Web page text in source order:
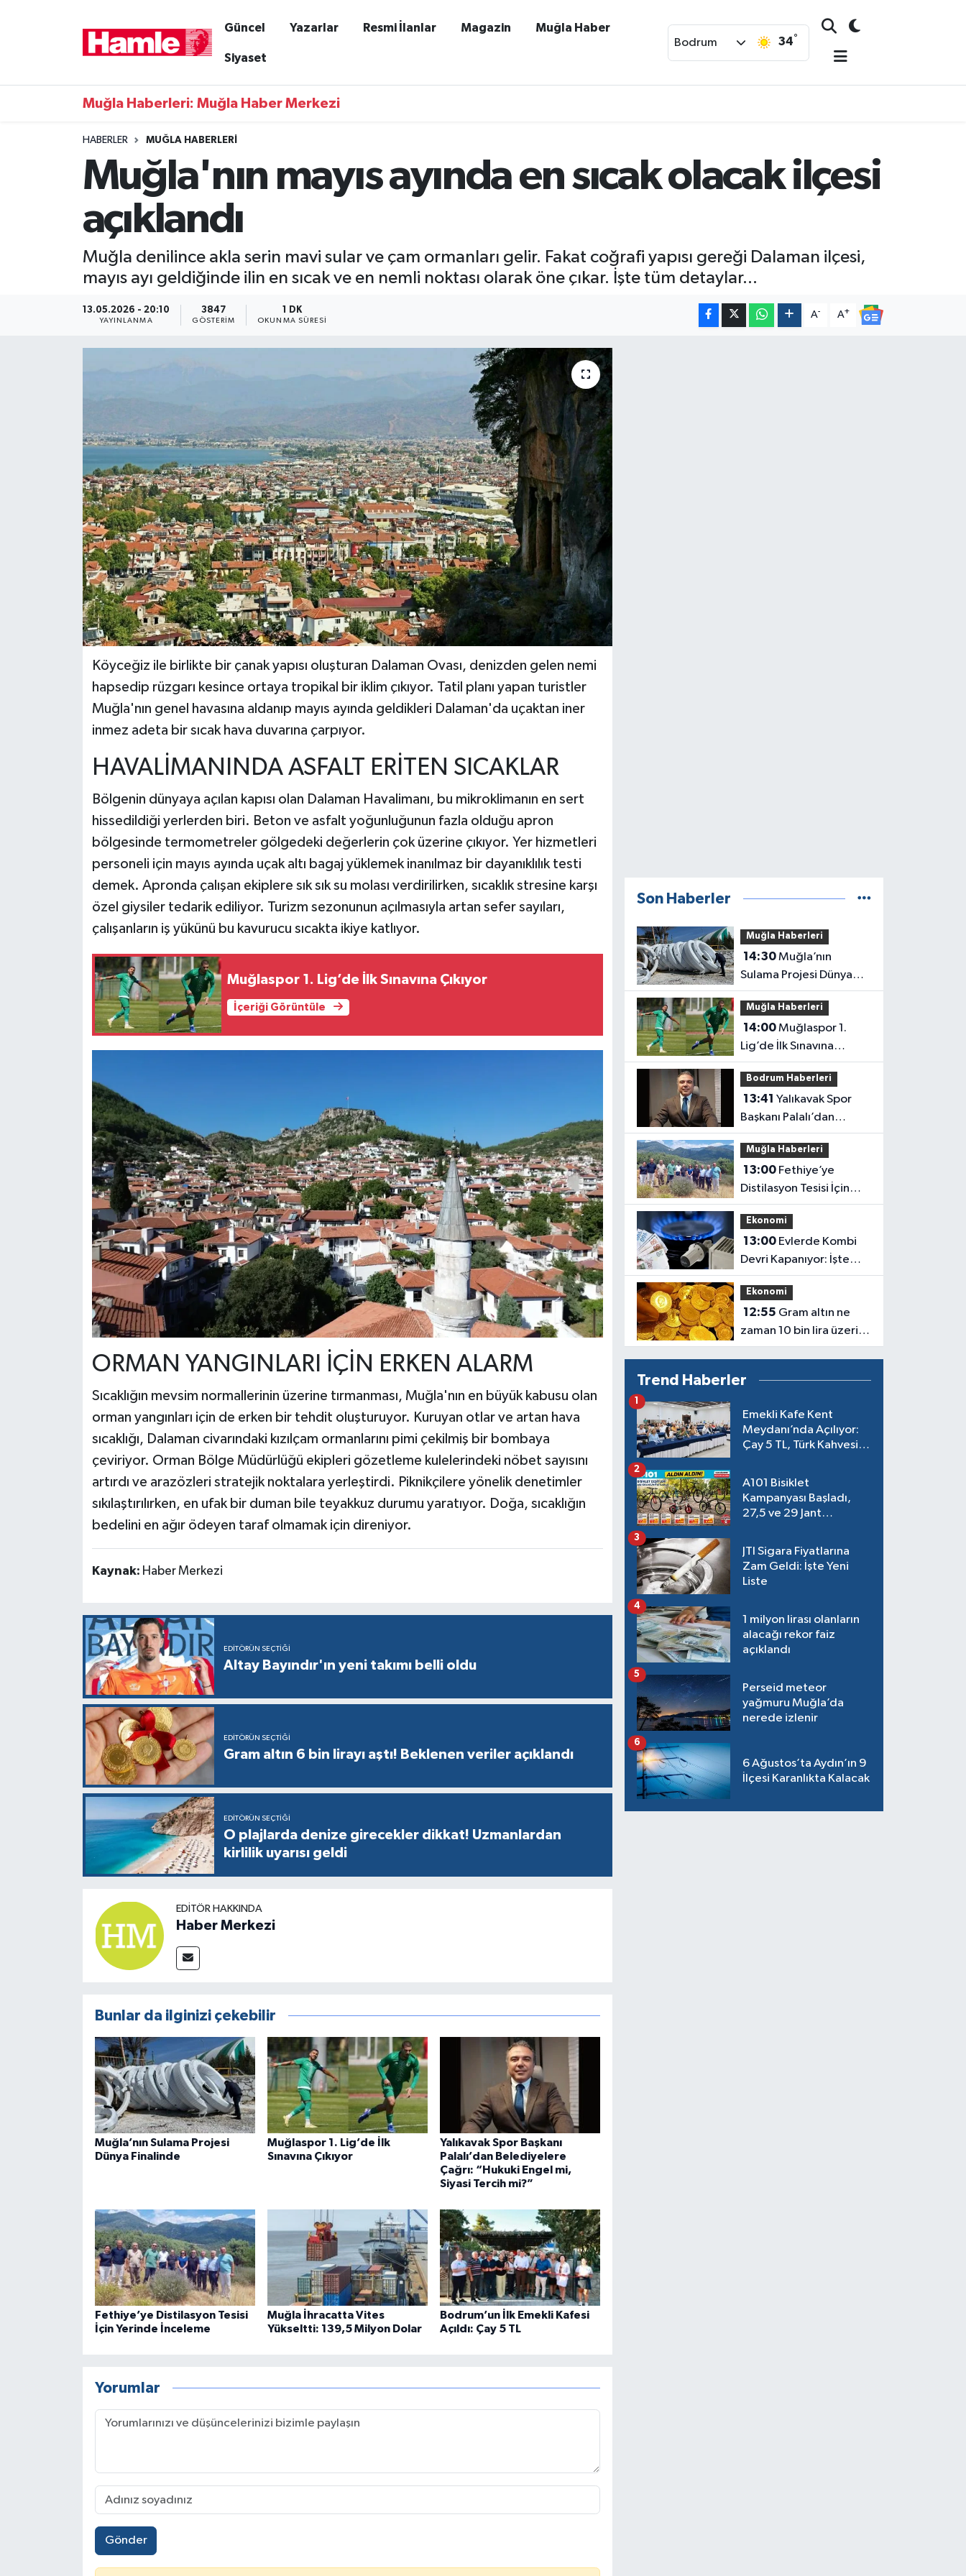
Güncel Yazarlar Resmi İlanlar Magazin Muğla Haber
Siyaset
Bodrum 34°
Muğla Haberleri: Muğla Haber Merkezi
HABERLER MUĞLA HABERLERI
Muğla'nın mayıs ayında en sıcak olacak ilçesi
açıklandı
Muğla denilince akla serin mavi sular ve çam ormanları gelir. Fakat coğrafi yapısı gereği Dalaman ilçesi,
mayıs ayı geldiğinde ilin en sıcak ve en nemli noktası olarak öne çıkar. İşte tüm detaylar...
13.05.2026 - 20:10
YAYINLANMA
3847
GÖSTERIM
1 DK
OKUNMA SÜRESI
A- A+
Köyceğiz ile birlikte bir çanak yapısı oluşturan Dalaman Ovası, denizden gelen nemi
hapsedip rüzgarı kesince ortaya tropikal bir iklim çıkıyor. Tatil planı yapan turistler
Muğla'nın genel havasına aldanıp mayıs ayında geldikleri Dalaman'da uçaktan iner
inmez adeta bir sıcak hava duvarına çarpıyor.
HAVALİMANINDA ASFALT ERİTEN SICAKLAR
Bölgenin dünyaya açılan kapısı olan Dalaman Havalimanı, bu mikroklimanın en sert
hissedildiği yerlerden biri. Beton ve asfalt yoğunluğunun fazla olduğu apron
bölgesinde termometreler gölgedeki değerlerin çok üzerine çıkıyor. Yer hizmetleri
personeli için mayıs ayında uçak altı bagaj yüklemek inanılmaz bir dayanıklılık testi
demek. Apronda çalışan ekiplere sık sık su molası verdirilirken, sıcaklık stresine karşı
özel giysiler tedarik ediliyor. Turizm sezonunun açılmasıyla artan sefer sayıları,
çalışanların iş yükünü bu kavurucu sıcakta ikiye katlıyor.
Muğlaspor 1. Lig’de İlk Sınavına Çıkıyor
İçeriği Görüntüle
ORMAN YANGINLARI İÇİN ERKEN ALARM
Sıcaklığın mevsim normallerinin üzerine tırmanması, Muğla'nın en büyük kabusu olan
orman yangınları için de erken bir tehdit oluşturuyor. Kuruyan otlar ve artan hava
sıcaklığı, Dalaman civarındaki kızılçam ormanlarını pimi çekilmiş bir bombaya
çeviriyor. Orman Bölge Müdürlüğü ekipleri gözetleme kulelerindeki nöbet sayısını
artırdı ve arazözleri stratejik noktalara yerleştirdi. Piknikçilere yönelik denetimler
sıkılaştırılırken, en ufak bir duman bile teyakkuz durumu yaratıyor. Doğa, sıcaklığın
bedelini en ağır ödeyen taraf olmamak için direniyor.
Kaynak: Haber Merkezi
EDITÖRÜN SEÇTIĞI
Altay Bayındır'ın yeni takımı belli oldu
EDITÖRÜN SEÇTIĞI
Gram altın 6 bin lirayı aştı! Beklenen veriler açıklandı
EDITÖRÜN SEÇTIĞI
O plajlarda denize girecekler dikkat! Uzmanlardan
kirlilik uyarısı geldi
EDITÖR HAKKINDA
Haber Merkezi
Bunlar da ilginizi çekebilir
Muğla’nın Sulama Projesi
Dünya Finalinde
Muğlaspor 1. Lig’de İlk
Sınavına Çıkıyor
Yalıkavak Spor Başkanı
Palalı’dan Belediyelere
Çağrı: “Hukuki Engel mi,
Siyasi Tercih mi?”
Fethiye’ye Distilasyon Tesisi
İçin Yerinde İnceleme
Muğla İhracatta Vites
Yükseltti: 139,5 Milyon Dolar
Bodrum’un İlk Emekli Kafesi
Açıldı: Çay 5 TL
Yorumlar
Gönder
Son Haberler
Muğla Haberleri
14:30Muğla’nın
Sulama Projesi Dünya
Finalinde
Muğla Haberleri
14:00Muğlaspor 1.
Lig’de İlk Sınavına
Çıkıyor
Bodrum Haberleri
13:41
Başkanı Palalı’dan
Belediyelere Çağrı:
“Hukuki Engel mi, Siyasi
Tercih mi?”
Muğla Haberleri
13:00Fethiye’ye
Distilasyon Tesisi İçin
Yerinde İnceleme
Ekonomi
13:00Evlerde Kombi
Devri Kapanıyor: İşte
Yeni Karar
Ekonomi
12:55
zaman 10 bin lira üzerini
görecek: Şaşırtan
Trend Haberler
Emekli Kafe Kent
Meydanı’nda Açılıyor:
Çay 5 TL, Türk Kahvesi
1
A101 Bisiklet
Kampanyası Başladı,
27,5 ve 29 Jant
2
JTI Sigara Fiyatlarına
Zam Geldi: İşte Yeni
Liste
3
1 milyon lirası olanların
alacağı rekor faiz
açıklandı
4
Perseid meteor
yağmuru Muğla’da
nerede izlenir
5
6 Ağustos’ta Aydın’ın 9
İlçesi Karanlıkta Kalacak
6
Magazin
Muğla Nöbetçi Eczaneler
Muğla Trafik Yoğunluk Haritası
Süper Lig Puan Durumu ve Fikstür
Tüm Manşetler
Son Dakika Haberleri
Haber Arşivi